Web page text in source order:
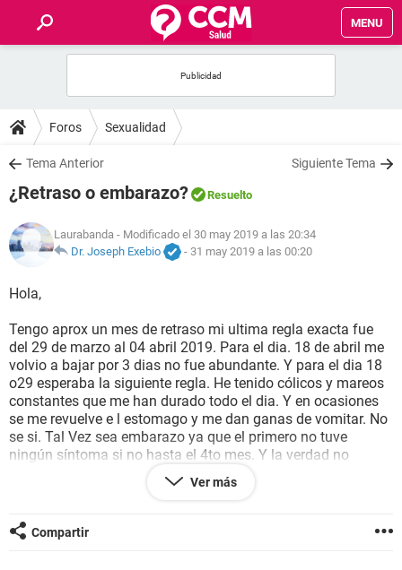
MENU
FOROS
SALUD
FAMILIA
NUTRICIÓN
BIENESTAR
SEXUALIDAD
GLOSARIO
Foros Sexualidad
Tema Anterior Siguiente Tema
¿Retraso o embarazo? Resuelto
Laurabanda - Modificado el 30 may 2019 a las 20:34
Dr. Joseph Exebio
- 31 may 2019 a las 00:20
Hola,
Tengo aprox un mes de retraso mi ultima regla exacta fue
del 29 de marzo al 04 abril 2019. Para el dia. 18 de abril me
volvio a bajar por 3 dias no fue abundante. Y para el dia 18
o29 esperaba la siguiente regla. He tenido cólicos y mareos
constantes que me han durado todo el dia. Y en ocasiones
se me revuelve e l estomago y me dan ganas de vomitar. No
se si. Tal Vez sea embarazo ya que el primero no tuve
ningún síntoma si no hasta el 4to mes. Y la verdad no
queremos.hacernos ilusiones de un bebe ya que aun tengo
Gracias
Ver más
Compartir